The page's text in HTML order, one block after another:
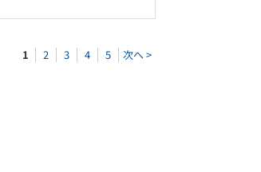
1 2 3 4 5 次へ >